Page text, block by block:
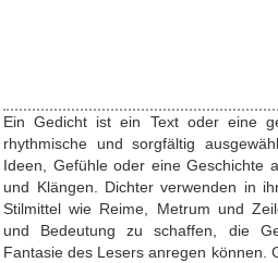
Ein Gedicht ist ein Text oder eine
rhythmische und sorgfältig
Ideen, Gefühle oder eine Geschichte
und Klängen. Dichter verwenden in
Stilmittel wie Reime, Metrum und
und Bedeutung zu schaffen, die
Fantasie des Lesers anregen können.